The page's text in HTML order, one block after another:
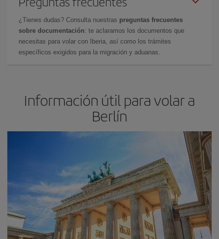
¿Tienes dudas? Consulta nuestras preguntas frecuentes
sobre documentación: te aclaramos los documentos que
necesitas para volar con Iberia, así como los trámites
específicos exigidos para la migración y aduanas.
Información útil para volar a
Berlín